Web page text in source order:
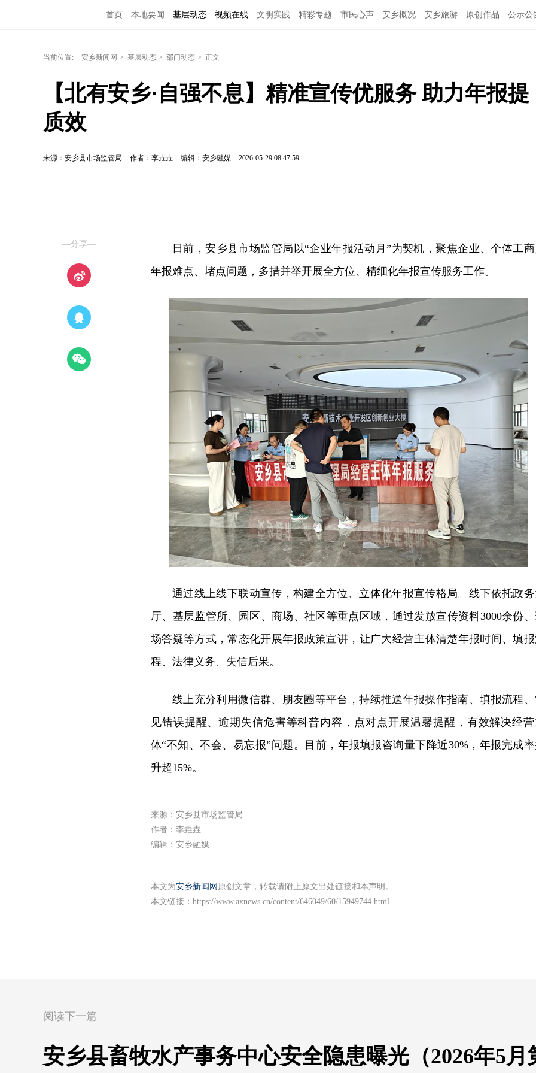
首页 本地要闻 基层动态 视频在线 文明实践 精彩专题 市民心声 安乡概况 安乡旅游 原创作品 公示公
当前位置: 安乡新闻网 > 基层动态 > 部门动态 > 正文
【北有安乡·自强不息】精准宣传优服务 助力年报提
质效
来源：安乡县市场监管局 作者：李垚垚 编辑：安乡融媒 2026-05-29 08:47:59
—分享—
日前，安乡县市场监管局以“企业年报活动月”为契机，聚焦企业、个体工
年报难点、堵点问题，多措并举开展全方位、精细化年报宣传服务工作。
通过线上线下联动宣传，构建全方位、立体化年报宣传格局。线下依托政
厅、基层监管所、园区、商场、社区等重点区域，通过发放宣传资料3000余份
场答疑等方式，常态化开展年报政策宣讲，让广大经营主体清楚年报时间、填
程、法律义务、失信后果。
线上充分利用微信群、朋友圈等平台，持续推送年报操作指南、填报流程
见错误提醒、逾期失信危害等科普内容，点对点开展温馨提醒，有效解决经
体“不知、不会、易忘报”问题。目前，年报填报咨询量下降近30%，年报完成
升超15%。
来源：安乡县市场监管局
作者：李垚垚
编辑：安乡融媒
本文为安乡新闻网 原创文章，转载请附上原文出处链接和本声明。
本文链接： https://www.axnews.cn/content/646049/60/15949744.html
阅读下一篇
安乡县畜牧水产事务中心安全隐患曝光（2026年5月